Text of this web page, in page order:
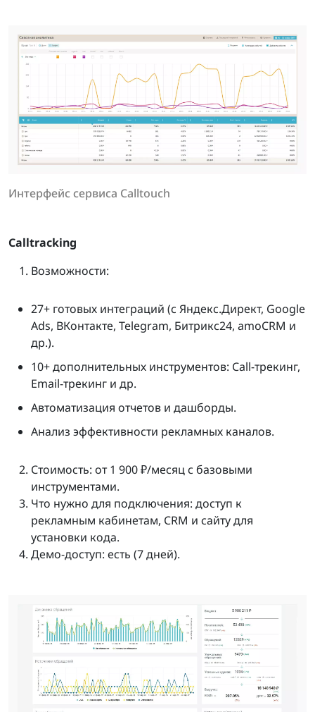
Интерфейс сервиса Calltouch
Calltracking
Возможности:
27+ готовых интеграций (с Яндекс.Директ, Google
Ads, ВКонтакте, Telegram, Битрикс24, amoCRM и
др.).
10+ дополнительных инструментов: Call-трекинг,
Email-трекинг и др.
Автоматизация отчетов и дашборды.
Анализ эффективности рекламных каналов.
Стоимость: от 1 900 ₽/месяц с базовыми
инструментами.
Что нужно для подключения: доступ к
рекламным кабинетам, CRM и сайту для
установки кода.
Демо-доступ: есть (7 дней).